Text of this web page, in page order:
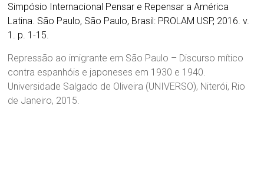
Simpósio Internacional Pensar e Repensar a América
Latina. São Paulo, São Paulo, Brasil: PROLAM USP, 2016. v.
1. p. 1-15.
Repressão ao imigrante em São Paulo – Discurso mítico
contra espanhóis e japoneses em 1930 e 1940.
Universidade Salgado de Oliveira (UNIVERSO), Niterói, Rio
de Janeiro, 2015.